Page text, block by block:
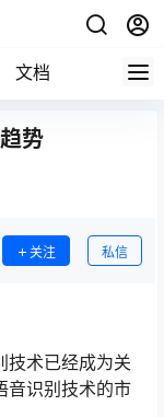
文档
势
关注 私信
技术已经成为关
音识别技术的市